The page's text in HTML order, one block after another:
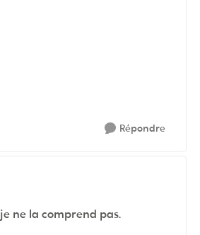
Répondre
ne la comprend pas.